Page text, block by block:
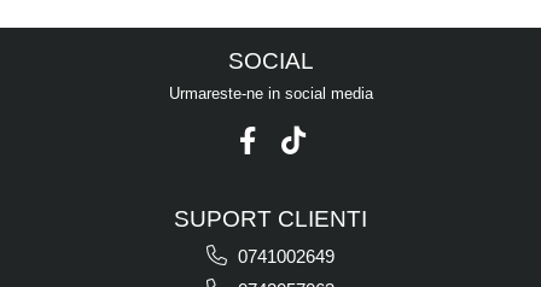
SOCIAL
Urmareste-ne in social media
SUPORT CLIENTI
0741002649